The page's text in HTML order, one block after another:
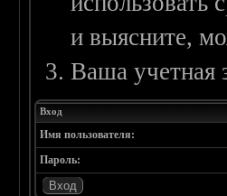
и выясните,
Ваша учетная
Вход
Имя пользователя:
Пароль: